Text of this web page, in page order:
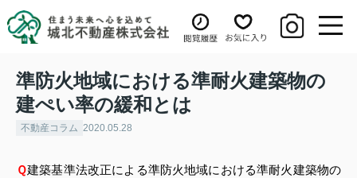
準防火地域における準耐火建築物の
建ぺい率の緩和とは
不動産コラム 2020.05.28
Ｑ建築基準法改正による準防火地域における準耐火建築物の